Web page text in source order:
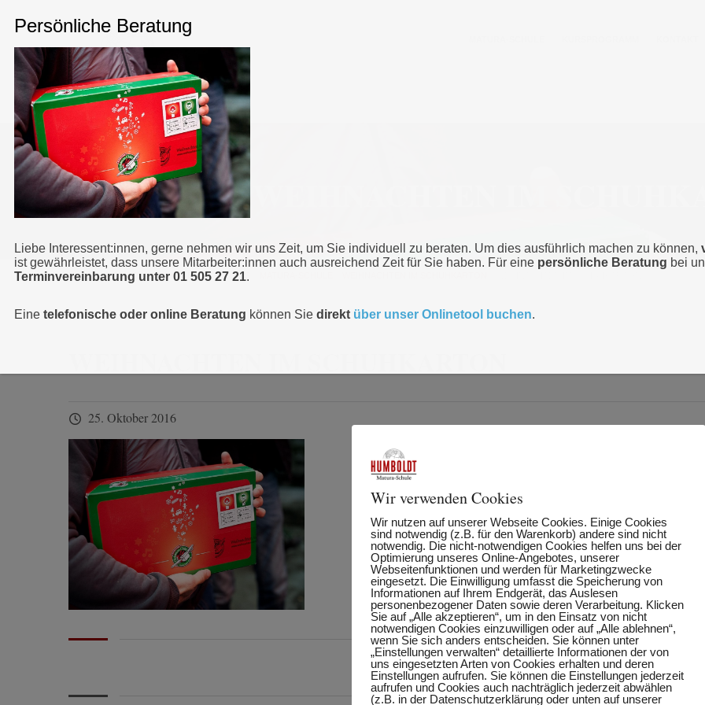
HUMBOLDT MATURA-SCHULE>AKTUELLES
25. Oktober 2016
Liebe Interessent:innen, gerne nehmen wir uns Zeit, um Sie individuell zu beraten. Um dies ausführlich machen zu können,
ist gewährleistet, dass unsere Mitarbeiter:innen auch ausreichend Zeit für Sie haben. Für eine persönliche Beratung bei
Terminvereinbarung unter 01 505 27 21.
Eine telefonische oder online Beratung können Sie direkt über unser Onlinetool buchen.
Wir verwenden Cookies
Wir nutzen auf unserer Webseite Cookies. Einige Cookies
sind notwendig (z.B. für den Warenkorb) andere sind nicht
notwendig. Die nicht-notwendigen Cookies helfen uns bei der
Optimierung unseres Online-Angebotes, unserer
Webseitenfunktionen und werden für Marketingzwecke
eingesetzt. Die Einwilligung umfasst die Speicherung von
Informationen auf Ihrem Endgerät, das Auslesen
personenbezogener Daten sowie deren Verarbeitung. Klicken
Sie auf „Alle akzeptieren“, um in den Einsatz von nicht
notwendigen Cookies einzuwilligen oder auf „Alle ablehnen“,
wenn Sie sich anders entscheiden. Sie können unter
„Einstellungen verwalten“ detaillierte Informationen der von
uns eingesetzten Arten von Cookies erhalten und deren
Einstellungen aufrufen. Sie können die Einstellungen jederzeit
aufrufen und Cookies auch nachträglich jederzeit abwählen
(z.B. in der Datenschutzerklärung oder unten auf unserer